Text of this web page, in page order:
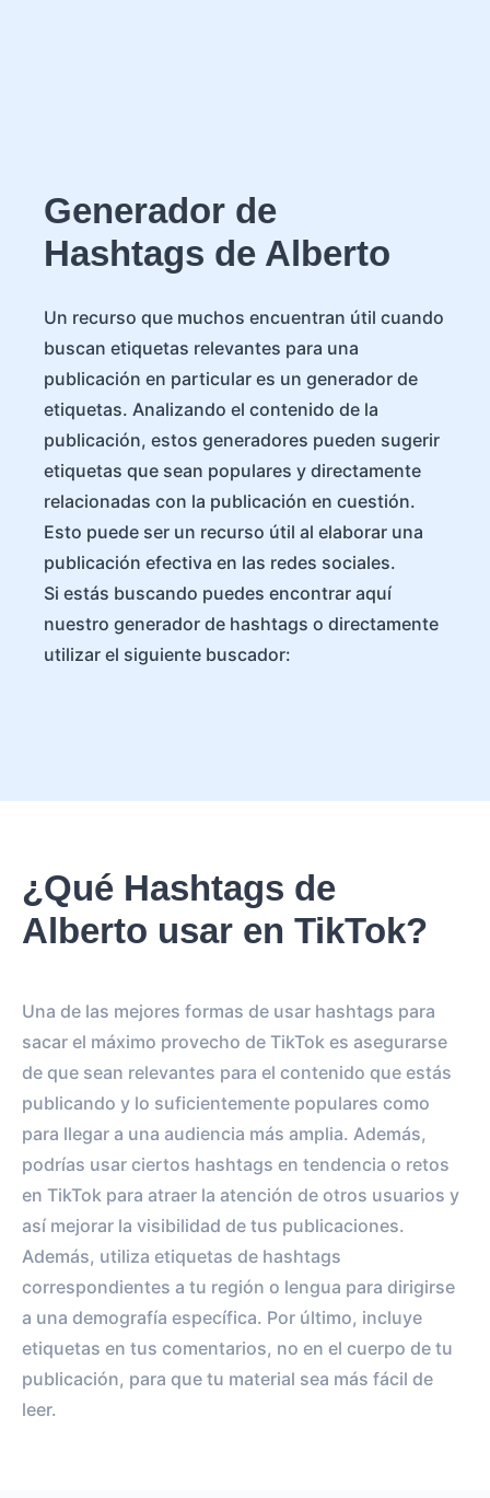
Generador de
Hashtags de Alberto
Un recurso que muchos encuentran útil cuando
buscan etiquetas relevantes para una
publicación en particular es un generador de
etiquetas. Analizando el contenido de la
publicación, estos generadores pueden sugerir
etiquetas que sean populares y directamente
relacionadas con la publicación en cuestión.
Esto puede ser un recurso útil al elaborar una
publicación efectiva en las redes sociales.
Si estás buscando puedes encontrar aquí
nuestro generador de hashtags o directamente
utilizar el siguiente buscador:
¿Qué Hashtags de
Alberto usar en TikTok?
Una de las mejores formas de usar hashtags para
sacar el máximo provecho de TikTok es asegurarse
de que sean relevantes para el contenido que estás
publicando y lo suficientemente populares como
para llegar a una audiencia más amplia. Además,
podrías usar ciertos hashtags en tendencia o retos
en TikTok para atraer la atención de otros usuarios y
así mejorar la visibilidad de tus publicaciones.
Además, utiliza etiquetas de hashtags
correspondientes a tu región o lengua para dirigirse
a una demografía específica. Por último, incluye
etiquetas en tus comentarios, no en el cuerpo de tu
publicación, para que tu material sea más fácil de
leer.